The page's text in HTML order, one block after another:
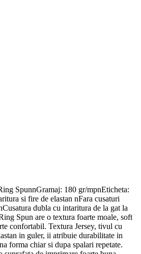
SpunnGramaj: 180 gr/mpnEticheta:
si fire de elastan nFara cusaturi
dubla cu intaritura de la gat la
Spun are o textura foarte moale, soft
confortabil. Textura Jersey, tivul cu
in guler, ii atribuie durabilitate in
forma chiar si dupa spalari repetate.